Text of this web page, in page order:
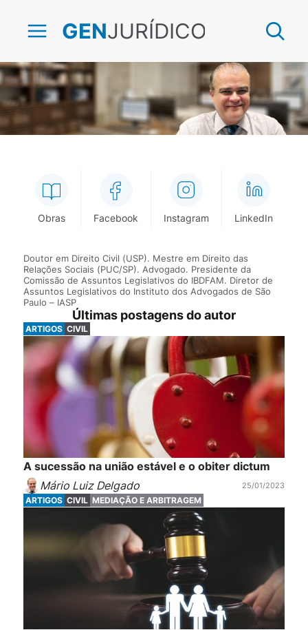
GENJURÍDICO
Obras Facebook Instagram LinkedIn
Doutor em Direito Civil (USP). Mestre em Direito das
Relações Sociais (PUC/SP). Advogado. Presidente da
Comissão de Assuntos Legislativos do IBDFAM. Diretor de
Assuntos Legislativos do Instituto dos Advogados de São
Paulo – IASP
Últimas postagens do autor
ARTIGOS CIVIL
A sucessão na união estável e o obiter dictum
Mário Luiz Delgado
25/01/2023
ARTIGOS CIVIL MEDIAÇÃO E ARBITRAGEM